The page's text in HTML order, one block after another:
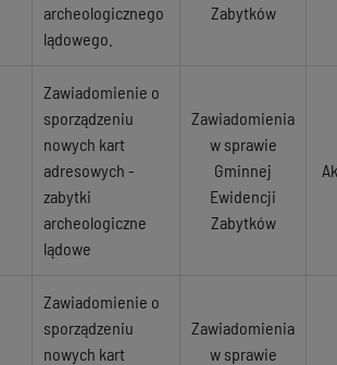
archeologicznego
lądowego.
Zabytków
Zawiadomienie o
sporządzeniu
nowych kart
adresowych -
zabytki
archeologiczne
lądowe
Zawiadomienia
w sprawie
Gminnej
Ewidencji
Zabytków
Zawiadomienie o
sporządzeniu
nowych kart
Zawiadomienia
w sprawie